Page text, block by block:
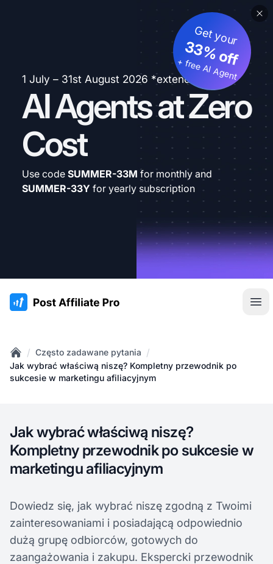
1 July – 31st August 2026 *extended
AI Agents at Zero
Cost
Get your
33% off
+ free AI Agent
Use code SUMMER-33M for monthly and
SUMMER-33Y for yearly subscription
:site.title
Home
/ Często zadawane pytania /
Jak wybrać właściwą niszę? Kompletny przewodnik po
sukcesie w marketingu afiliacyjnym
Jak wybrać właściwą niszę?
Kompletny przewodnik po sukcesie w
marketingu afiliacyjnym
Dowiedz się, jak wybrać niszę zgodną z Twoimi
zainteresowaniami i posiadającą odpowiednio
dużą grupę odbiorców, gotowych do
zaangażowania i zakupu. Ekspercki przewodnik